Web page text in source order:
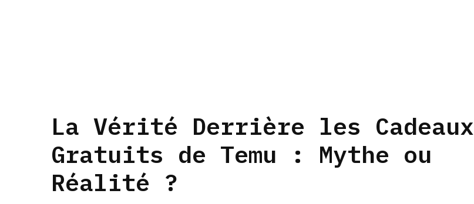
La Vérité Derrière les Cadeaux
Gratuits de Temu : Mythe ou
Réalité ?